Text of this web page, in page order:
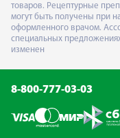
товаров. Рецептурные
могут быть получены при
оформленного врачом.
специальных
изменен
8-800-777-03-03